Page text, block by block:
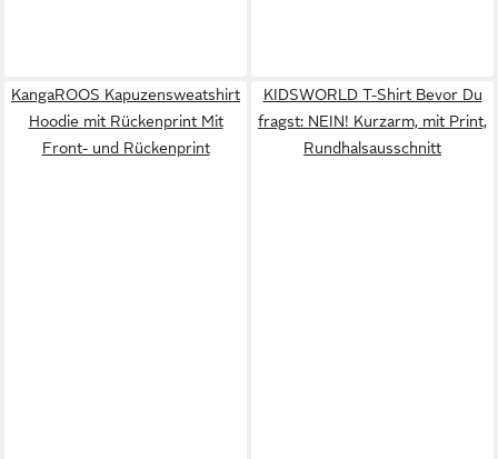
KangaROOS Kapuzensweatshirt
Hoodie mit Rückenprint Mit
Front- und Rückenprint
KIDSWORLD T-Shirt Bevor Du
fragst: NEIN! Kurzarm, mit Print,
Rundhalsausschnitt